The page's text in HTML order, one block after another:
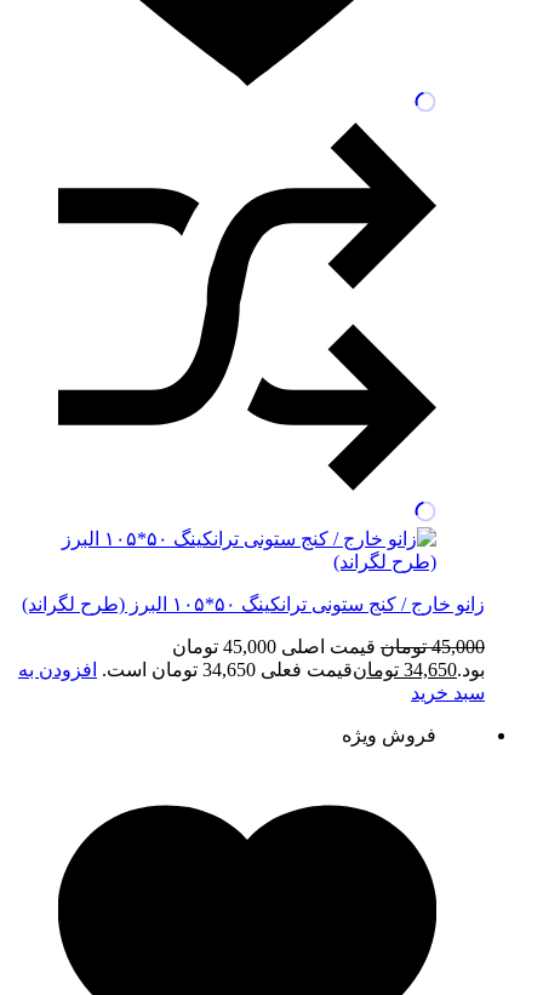
زانو خارج / کنج ستونی ترانکینگ ۵۰*۱۰۵ البرز (طرح لگراند)
45,000 تومان
قیمت اصلی 45,000 تومان
بود.34,650 تومانقیمت فعلی 34,650 تومان است.
افزودن به
سبد خرید
فروش ویژه